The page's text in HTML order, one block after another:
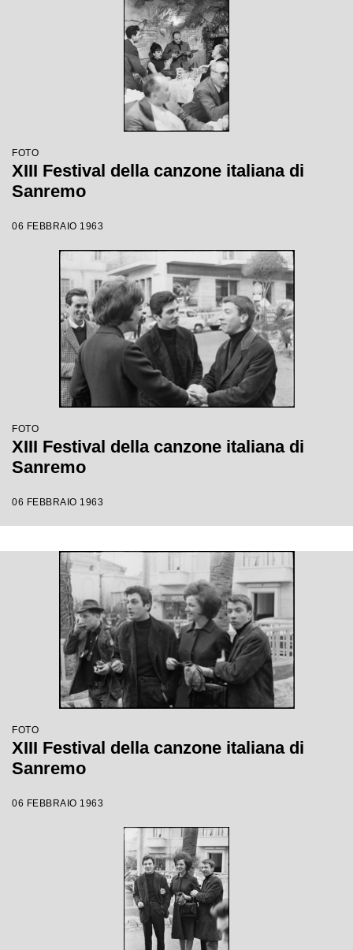
FOTO
XIII Festival della canzone italiana di
Sanremo
06 FEBBRAIO 1963
FOTO
XIII Festival della canzone italiana di
Sanremo
06 FEBBRAIO 1963
FOTO
XIII Festival della canzone italiana di
Sanremo
06 FEBBRAIO 1963